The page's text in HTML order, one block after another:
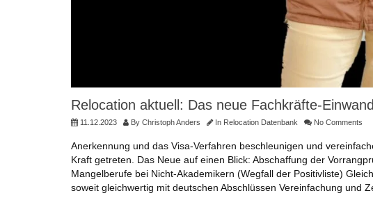
Relocation aktuell: Das neue Fachkräfte-
11.12.2023 By Christoph Anders In Relocation Datenbank No Comments
Anerkennung und das Visa-Verfahren beschleunigen und
Kraft getreten. Das Neue auf einen Blick: Abschaffung der
Mangelberufe bei Nicht-Akademikern (Wegfall der Positivliste)
soweit gleichwertig mit deutschen Abschlüssen Vereinfachung und